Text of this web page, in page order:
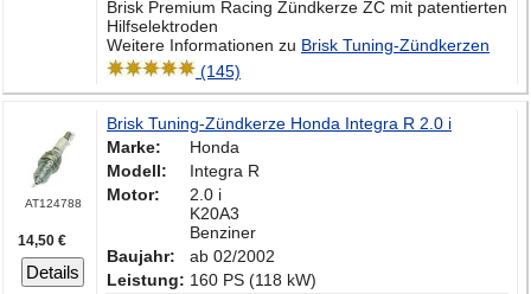
Brisk Premium Racing Zündkerze ZC mit patentierten
Hilfselektroden
Weitere Informationen zu Brisk Tuning-Zündkerzen
(145)
AT124788
14,50 €
Details
Brisk Tuning-Zündkerze Honda Integra R 2.0 i
Marke:
Honda
Modell:
Integra R
Motor:
2.0 i
K20A3
Benziner
Baujahr:
ab 02/2002
Leistung: 160 PS (118 kW)